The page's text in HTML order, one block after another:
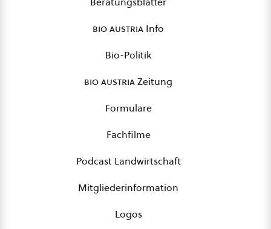
bio austria Info
Bio-Politik
bio austriaZeitung
Formulare
Fachfilme
Podcast Landwirtschaft
Mitgliederinformation
Logos